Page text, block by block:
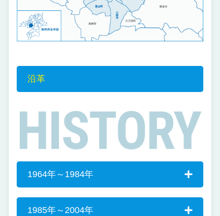
沿革
1964年～1984年
1985年～2004年